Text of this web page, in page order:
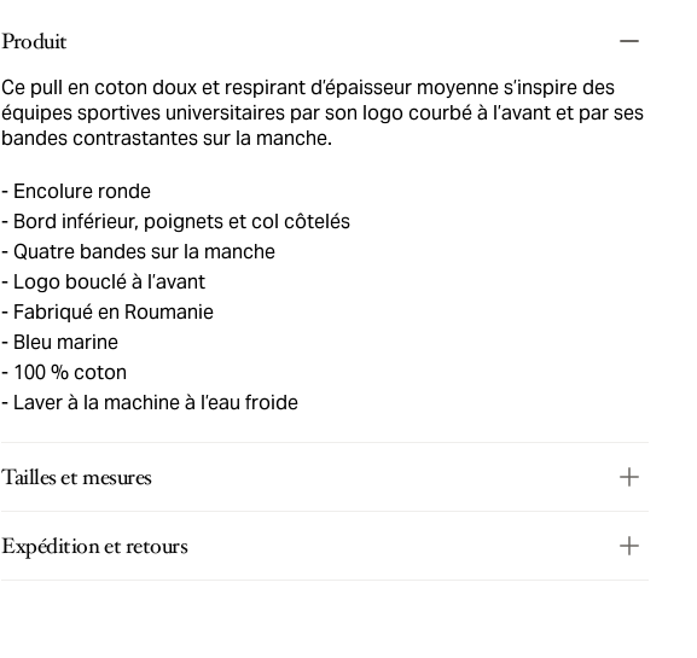
Produit
Ce pull en coton doux et respirant d’épaisseur moyenne s’inspire des
équipes sportives universitaires par son logo courbé à l’avant et par ses
bandes contrastantes sur la manche.
Encolure ronde
Bord inférieur, poignets et col côtelés
Quatre bandes sur la manche
Logo bouclé à l’avant
Fabriqué en Roumanie
Bleu marine
100 % coton
Laver à la machine à l’eau froide
Tailles et mesures
Expédition et retours